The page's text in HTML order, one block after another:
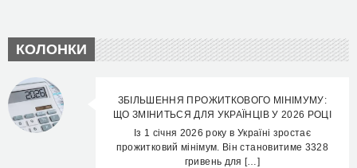
КОЛОНКИ
ЗБІЛЬШЕННЯ ПРОЖИТКОВОГО МІНІМУМУ:
ЩО ЗМІНИТЬСЯ ДЛЯ УКРАЇНЦІВ У 2026 РОЦІ
Із 1 січня 2026 року в Україні зростає
прожитковий мінімум. Він становитиме 3328
гривень для […]